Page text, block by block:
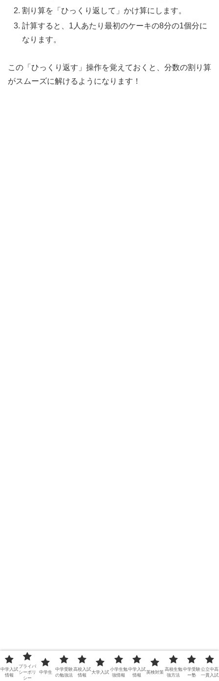
割り算を「ひっくり返して」かけ算にします。
計算すると、1人あたり最初のケーキの8分の1個分に
なります。
この「ひっくり返す」操作を覚えておくと、分数の割り算
がスムーズに解けるようになります！
中学入試
情報
プライバ
シーポリ
シー
中学生
中学受験
の勉強法
高校入試
情報
大学入試
小学生勉
強情報
中学入試
情報
英検対策
高校生勉
強方法
中学受験
ー塾
公立中高
一貫入試